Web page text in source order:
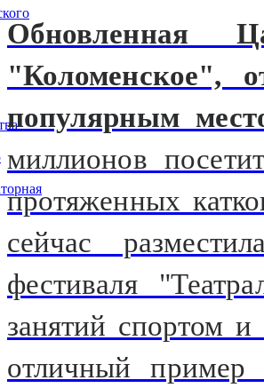
Обновленная
"Коломенское",
популярным
миллионов
протяженных
сейчас
фестиваля
занятий спортом
отличный пример